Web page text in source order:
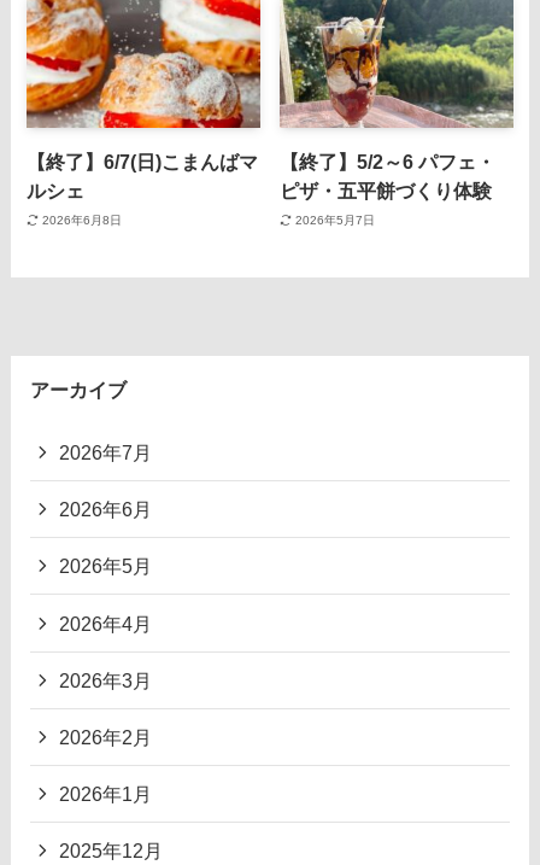
【終了】6/7(日)こまんばマ
ルシェ
2026年6月8日
【終了】5/2～6 パフェ・
ピザ・五平餅づくり体験
2026年5月7日
アーカイブ
2026年7月
2026年6月
2026年5月
2026年4月
2026年3月
2026年2月
2026年1月
2025年12月